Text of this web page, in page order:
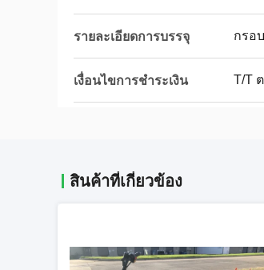
รายละเอียดการบรรจุ กรอ
เงื่อนไขการชำระเงิน T/T
สินค้าที่เกี่ยวข้อง